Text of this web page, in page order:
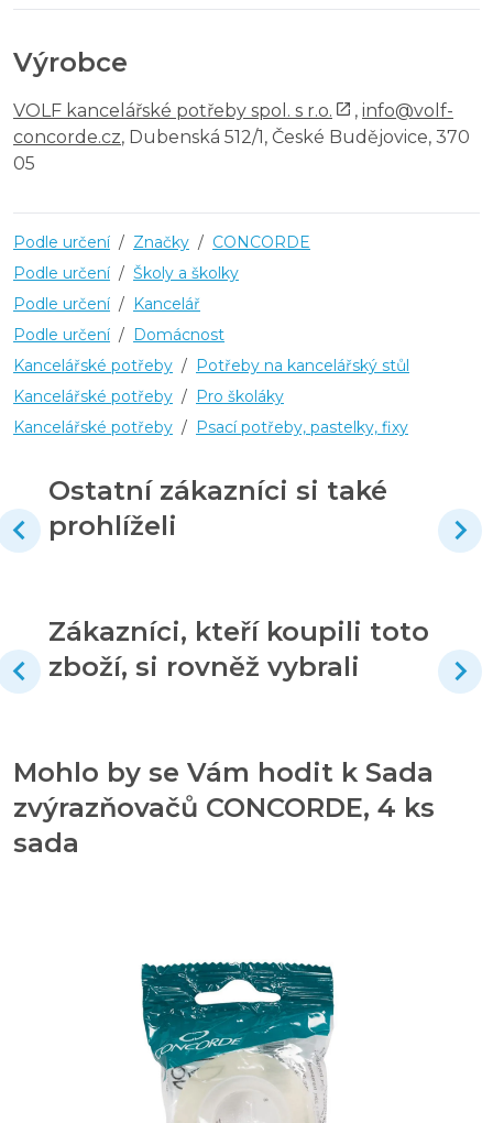
Výrobce
VOLF kancelářské potřeby spol. s r.o. , info@volf-
concorde.cz, Dubenská 512/1, České Budějovice, 370
05
Podle určení / Značky / CONCORDE
Podle určení / Školy a školky
Podle určení / Kancelář
Podle určení / Domácnost
Kancelářské potřeby / Potřeby na kancelářský stůl
Kancelářské potřeby / Pro školáky
Kancelářské potřeby / Psací potřeby, pastelky, fixy
Ostatní zákazníci si také
prohlíželi
Zákazníci, kteří koupili toto
zboží, si rovněž vybrali
Mohlo by se Vám hodit k Sada
zvýrazňovačů CONCORDE, 4 ks
sada